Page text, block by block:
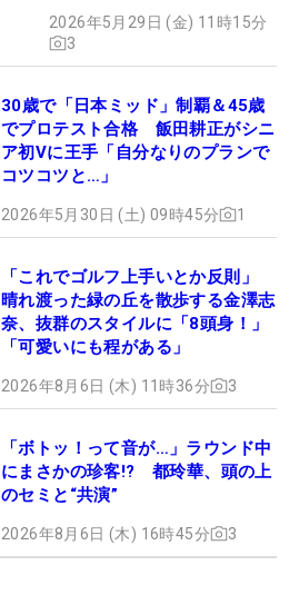
2026年5月29日 (金) 11時15分
3
30歳で「日本ミッド」制覇＆45歳
でプロテスト合格 飯田耕正がシニ
ア初Vに王手「自分なりのプランで
コツコツと…」
2026年5月30日 (土) 09時45分 1
「これでゴルフ上手いとか反則」
晴れ渡った緑の丘を散歩する金澤志
奈、抜群のスタイルに「8頭身！」
「可愛いにも程がある」
2026年8月6日 (木) 11時36分 3
「ボトッ！って音が…」ラウンド中
にまさかの珍客!? 都玲華、頭の上
のセミと“共演”
2026年8月6日 (木) 16時45分 3